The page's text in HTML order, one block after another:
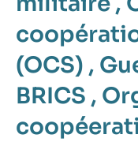
(OCS) ,
BRICS ,